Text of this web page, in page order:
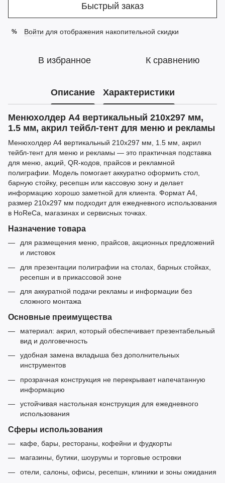
Быстрый заказ
% Войти для отображения накопительной скидки
В избранное К сравнению
Описание Характеристики
Менюхолдер А4 вертикальный 210x297 мм,
1.5 мм, акрил тейбл-тент для меню и рекламы
Менюхолдер А4 вертикальный 210x297 мм, 1.5 мм, акрил
тейбл-тент для меню и рекламы — это практичная подставка
для меню, акций, QR-кодов, прайсов и рекламной
полиграфии. Модель помогает аккуратно оформить стол,
барную стойку, ресепшн или кассовую зону и делает
информацию хорошо заметной для клиента. Формат А4,
размер 210x297 мм подходит для ежедневного использования
в HoReCa, магазинах и сервисных точках.
Назначение товара
для размещения меню, прайсов, акционных предложений
и листовок
для презентации полиграфии на столах, барных стойках,
ресепшн и в прикассовой зоне
для аккуратной подачи рекламы и информации без
сложного монтажа
Основные преимущества
материал: акрил, который обеспечивает презентабельный
вид и долговечность
удобная замена вкладыша без дополнительных
инструментов
прозрачная конструкция не перекрывает напечатанную
информацию
устойчивая настольная конструкция для ежедневного
использования
Сферы использования
кафе, бары, рестораны, кофейни и фудкорты
магазины, бутики, шоурумы и торговые островки
отели, салоны, офисы, ресепшн, клиники и зоны ожидания